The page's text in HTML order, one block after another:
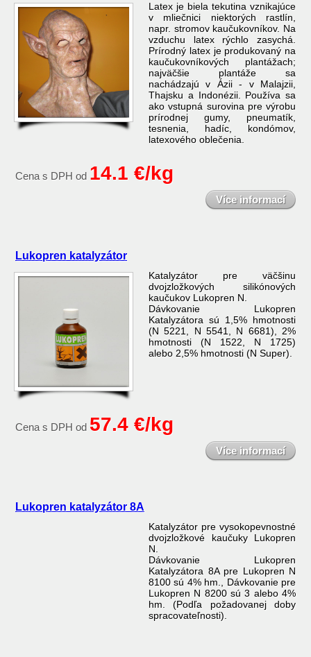
Latex je biela tekutina vznikajúce
v mliečnici niektorých rastlín,
napr. stromov kaučukovníkov. Na
vzduchu latex rýchlo zasychá.
Prírodný latex je produkovaný na
kaučukovníkových plantážach;
najväčšie plantáže sa
nachádzajú v Ázii - v Malajzii,
Thajsku a Indonézii. Používa sa
ako vstupná surovina pre výrobu
prírodnej gumy, pneumatík,
tesnenia, hadíc, kondómov,
latexového oblečenia.
Cena s DPH od 14.1 €/kg
Více informací
Lukopren katalyzátor
Katalyzátor pre väčšinu
dvojzložkových silikónových
kaučukov Lukopren N.
Dávkovanie Lukopren
Katalyzátora sú 1,5% hmotnosti
(N 5221, N 5541, N 6681), 2%
hmotnosti (N 1522, N 1725)
alebo 2,5% hmotnosti (N Super).
Cena s DPH od 57.4 €/kg
Více informací
Lukopren katalyzátor 8A
Katalyzátor pre vysokopevnostné
dvojzložkové kaučuky Lukopren
N.
Dávkovanie Lukopren
Katalyzátora 8A pre Lukopren N
8100 sú 4% hm., Dávkovanie pre
Lukopren N 8200 sú 3 alebo 4%
hm. (Podľa požadovanej doby
spracovateľnosti).